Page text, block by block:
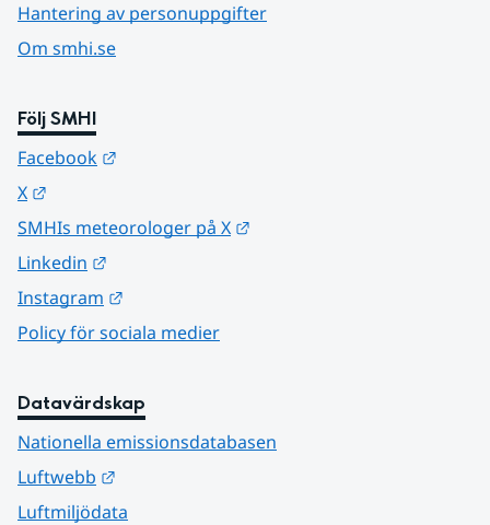
Hantering av personuppgifter
Om smhi.se
Följ SMHI
Facebook
X
SMHIs meteorologer på X
Linkedin
Instagram
Policy för sociala medier
Datavärdskap
Nationella emissionsdatabasen
Luftwebb
Luftmiljödata